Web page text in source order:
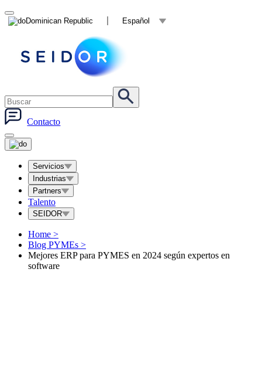
Dominican Republic Español
Contacto
Servicios
Industrias
Partners
Talento
SEIDOR
Home >
Blog PYMEs >
Mejores ERP para PYMES en 2024 según expertos en
software